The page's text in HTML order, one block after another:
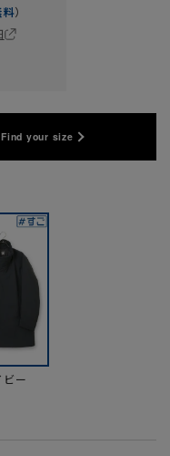
料）
Find your size
ビー